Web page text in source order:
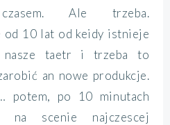
Ale trzeba.
od 10 lat od keidy istnieje
nasze taetr i trzeba to
an nowe produkcje.
potem, po 10 minutach
na scenie najczescej